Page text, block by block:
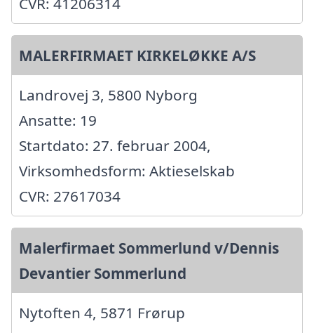
MALERFIRMAET KIRKELØKKE A/S
Landrovej 3, 5800 Nyborg
Ansatte: 19
Startdato: 27. februar 2004,
Virksomhedsform: Aktieselskab
CVR: 27617034
Malerfirmaet Sommerlund v/Dennis
Devantier Sommerlund
Nytoften 4, 5871 Frørup